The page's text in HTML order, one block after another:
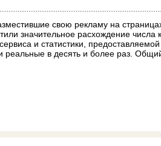
свою рекламу на
значительное расхождение
и статистики,
в десять и более раз.